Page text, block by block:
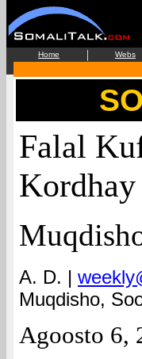
Home | Webs
Falal
A. D. |
Muqdisho,
Agoosto 6,